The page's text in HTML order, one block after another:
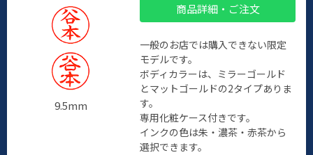
9.5mm
商品詳細・ご注文
一般のお店では購入できない限定
モデルです。
ボディカラーは、ミラーゴールド
とマットゴールドの2タイプありま
す。
専用化粧ケース付きです。
インクの色は朱・濃茶・赤茶から
選択できます。